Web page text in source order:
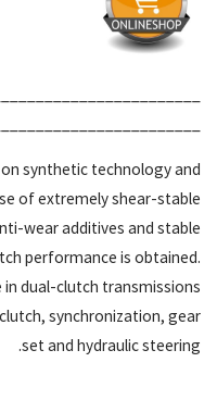
synthetic technology and
of extremely shear-stable
wear additives and stable
performance is obtained.
dual-clutch transmissions
synchronization, gear
set and hydraulic steering.